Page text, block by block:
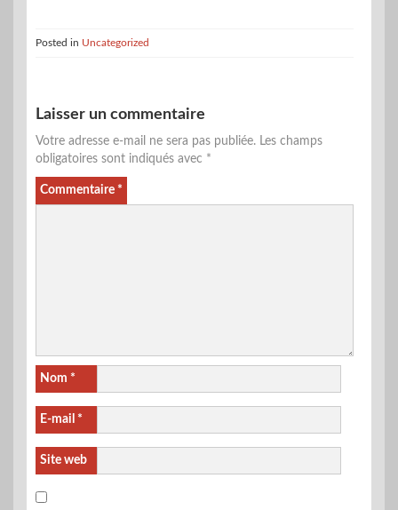
Posted in Uncategorized
Laisser un commentaire
Votre adresse e-mail ne sera pas publiée. Les champs
obligatoires sont indiqués avec *
Commentaire *
Nom *
E-mail *
Site web